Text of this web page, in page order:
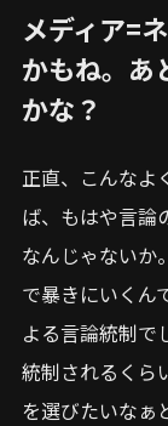
メディア=
かもね。あ
かな？
正直、こんなよ
ば、もはや言論
なんじゃないか
で暴きにいくん
よる言論統制で
統制されるくら
を選びたいなぁ